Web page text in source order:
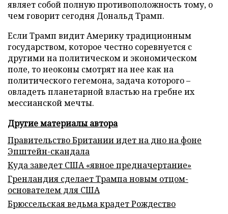
являет собой полную противоположность тому, о
чем говорит сегодня Дональд Трамп.
Если Трамп видит Америку традиционным
государством, которое честно соревнуется с
другими на политическом и экономическом
поле, то неоконы смотрят на нее как на
политического гегемона, задача которого –
овладеть планетарной властью на гребне их
мессианской мечты.
Другие материалы автора
Правительство Британии идет на дно на фоне
Эпштейн-скандала
Куда заведет США «явное предначертание»
Гренландия сделает Трампа новым отцом-
основателем для США
Брюссельская ведьма крадет Рождество